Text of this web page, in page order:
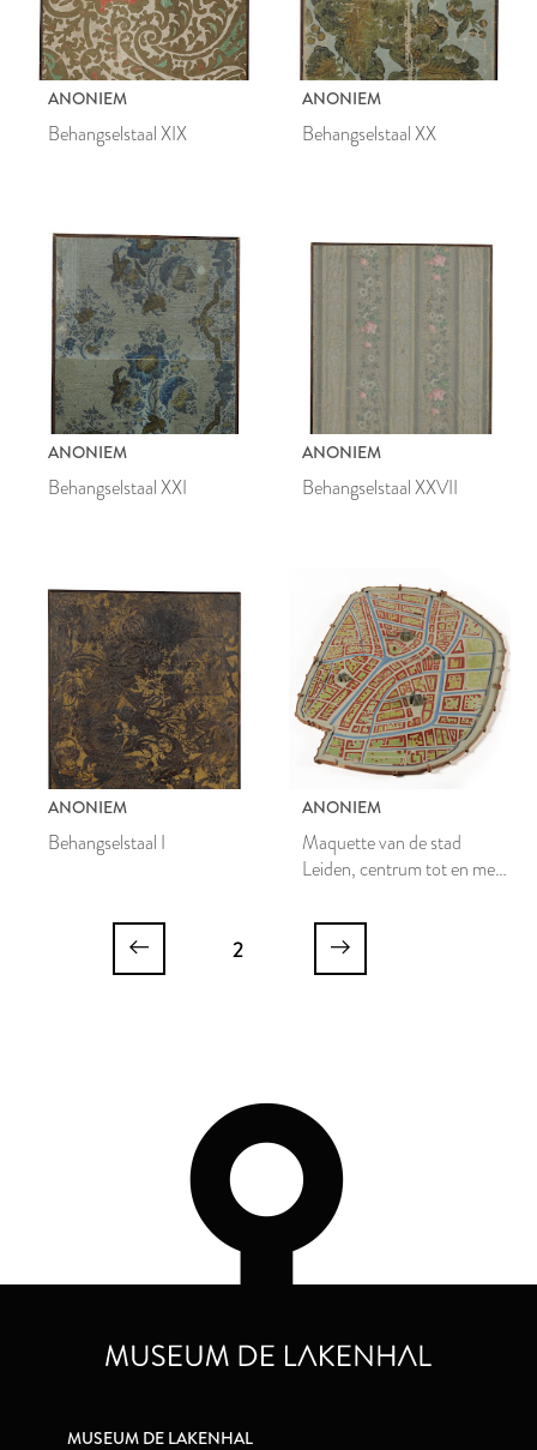
ANONIEM
Behangselstaal XIX
ANONIEM
Behangselstaal XX
ANONIEM
Behangselstaal XXI
ANONIEM
Behangselstaal XXVII
ANONIEM
Behangselstaal I
ANONIEM
Maquette van de stad
Leiden, centrum tot en met
poorten
2
MUSEUM DE LAKENHAL